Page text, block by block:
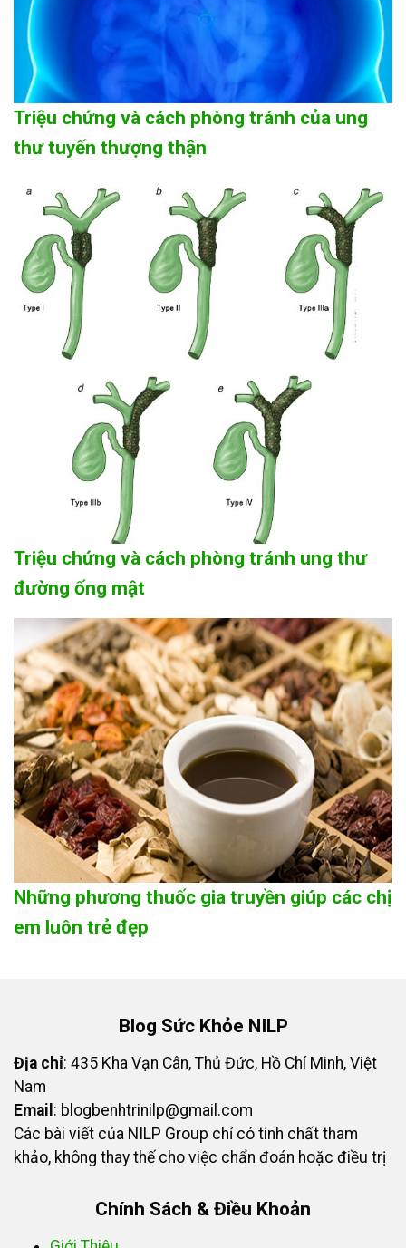
Triệu chứng và cách phòng tránh của ung
thư tuyến thượng thận
Triệu chứng và cách phòng tránh ung thư
đường ống mật
Những phương thuốc gia truyền giúp các chị
em luôn trẻ đẹp
Blog Sức Khỏe NILP
Địa chỉ: 435 Kha Vạn Cân, Thủ Đức, Hồ Chí Minh, Việt
Nam
Email : blogbenhtrinilp@gmail.com
Các bài viết của NILP Group chỉ có tính chất tham
khảo, không thay thế cho việc chẩn đoán hoặc điều trị
Chính Sách & Điều Khoản